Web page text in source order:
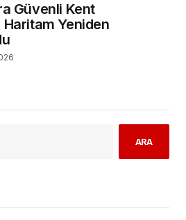
Güvenli Kent
Haritam Yeniden
ARA